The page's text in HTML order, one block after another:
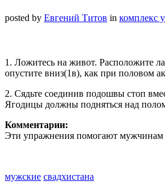
posted by Евгений Титов in комплекс
1. Ложитесь на живот. Расположите
опустите вниз(1в), как при половом
2. Сядьте соединив подошвы стоп
Ягодицы должны подняться над
Комментарии:
Эти упражнения помогают мужчинам
мужские свадхистана